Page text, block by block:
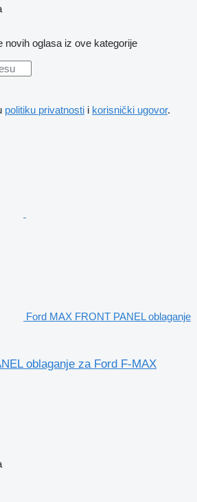
novih oglasa iz ove kategorije
politiku privatnosti i korisnički ugovor.
Ford MAX FRONT PANEL oblaganje
oblaganje za Ford F-MAX